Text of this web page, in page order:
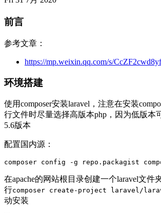
前言
参考文章：
https://mp.weixin.qq.com/s/
环境搭建
使用composer安装laravel，注意在安装
行文件时尽量选择高版本php，因为低版本
5.6版本
配置国内源：
在apache的网站根目录创建一个laravel文件
行composer create-project laravel/
动安装